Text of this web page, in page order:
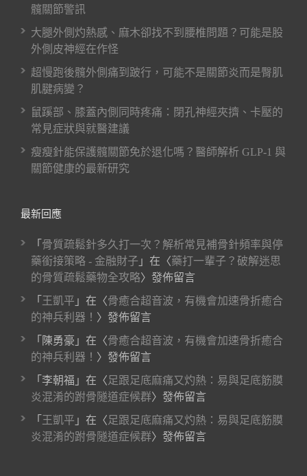
髖關節警訊
大腿外側灼熱感、麻木卻找不到腰椎問題？可能是股
外側皮神經在作怪
超慢跑後髖外側痛到跛行，可能不是關節炎而是臀肌
肌腱病變？
鼠蹊部、膝蓋內側同時疼痛：閉孔神經夾擠、卡壓的
常見症狀與就醫建議
瘦瘦針能保護髖關節免於退化嗎？醫師解析 GLP-1 與
關節健康的最新研究
最新回應
「 骨質疏鬆針多久打一次？解析常見補骨針頻率與停
藥銜接策略 - 金融財子 」在〈藥打一輩子？破解迷思
的骨質疏鬆藥物全攻略〉發佈留言
「 王凱平 」在〈骨癒合超音波，有機會加速骨折癒合
的神兵利器！ 〉發佈留言
「 陳勇豪 」在〈骨癒合超音波，有機會加速骨折癒合
的神兵利器！ 〉發佈留言
「 李朝福 」在〈足跟足底麻痛又灼熱：易與足底筋膜
炎混淆的跗骨隧道症候群〉發佈留言
「 王凱平 」在〈足跟足底麻痛又灼熱：易與足底筋膜
炎混淆的跗骨隧道症候群〉發佈留言